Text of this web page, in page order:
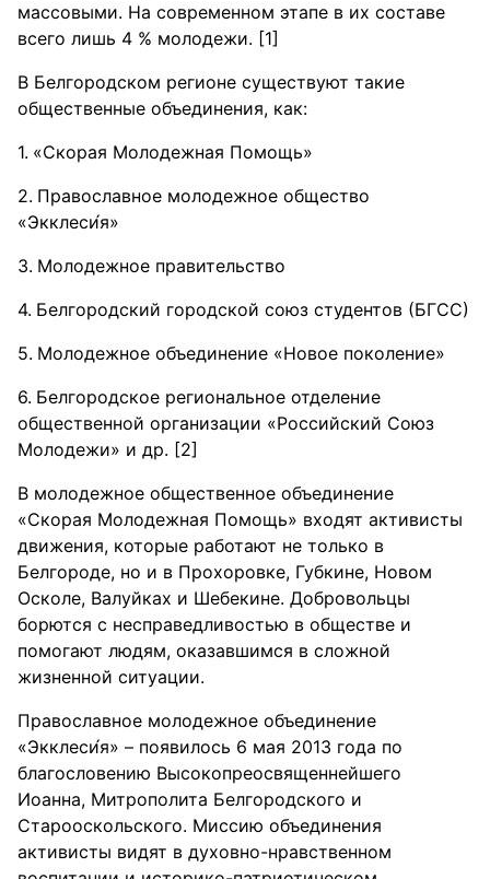
массовыми. На современном этапе в их составе
всего лишь 4 % молодежи. [1]
В Белгородском регионе существуют такие
общественные объединения, как:
«Скорая Молодежная Помощь»
Православное молодежное общество
«Экклеси́я»
Молодежное правительство
Белгородский городской союз студентов (БГСС)
Молодежное объединение «Новое поколение»
Белгородское региональное отделение
общественной организации «Российский Союз
Молодежи» и др. [2]
В молодежное общественное объединение
«Скорая Молодежная Помощь» входят активисты
движения, которые работают не только в
Белгороде, но и в Прохоровке, Губкине, Новом
Осколе, Валуйках и Шебекине. Добровольцы
борются с несправедливостью в обществе и
помогают людям, оказавшимся в сложной
жизненной ситуации.
Православное молодежное объединение
«Экклеси́я» – появилось 6 мая 2013 года по
благословению Высокопреосвященнейшего
Иоанна, Митрополита Белгородского и
Старооскольского. Миссию объединения
активисты видят в духовно-нравственном